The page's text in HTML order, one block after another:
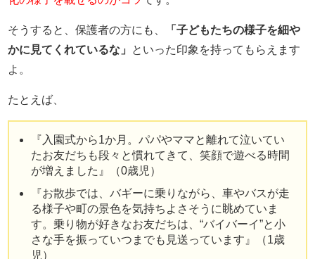
そうすると、保護者の方にも、
「子どもたちの様子を細や
かに見てくれているな」
といった印象を持ってもらえます
よ。
たとえば、
『入園式から1か月。パパやママと離れて泣いてい
たお友だちも段々と慣れてきて、笑顔で遊べる時間
が増えました』（0歳児）
『お散歩では、バギーに乗りながら、車やバスが走
る様子や町の景色を気持ちよさそうに眺めていま
す。乗り物が好きなお友だちは、“バイバーイ”と小
さな手を振っていつまでも見送っています』（1歳
児）